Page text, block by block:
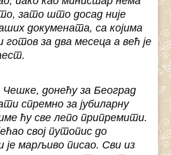
зато што досад није
докумената, са којима
готов за два месеца а већ је
донећу за Београд
спремно за јубиларну
ћу све лепо припремити.
свој путопис до
је марљиво писао. Сви из